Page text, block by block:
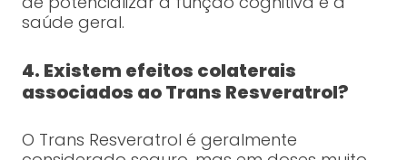
saúde geral.
4. Existem efeitos colaterais
associados ao Trans Resveratrol?
O Trans Resveratrol é geralmente